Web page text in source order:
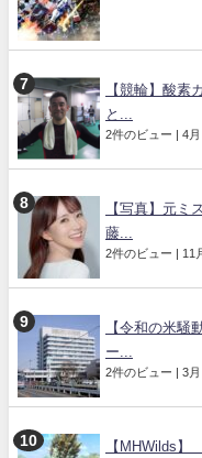
【競輪】酸素
と...
2件のビュー | 4
【写真】元ミ
藤...
2件のビュー | 11
【令和の米騒
ー...
2件のビュー | 3
【MHWilds】